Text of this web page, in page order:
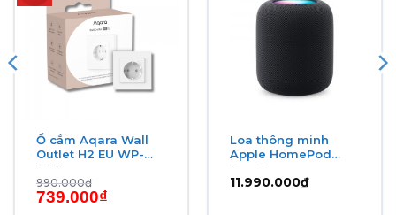
Wifi 2.4 GHz tích hợp
– Đảm bảo liên kết nhanh
chóng với điện thoại, máy tính và các nền tảng điện
Khả năng mở rộng
– Có thể làm “extender” để
Hỗ trợ đa nền tảng
– Tương thích với Apple
HomeKit, Google Home và Aqara Home.
Tiết kiệm năng lượng
– Nguồn điện 100–240 V AC,
Ổ cắm Aqara Wall
Outlet H2 EU WP-
P01D
990.000₫
Giá
gốc
739.000₫Giá
hiện
Loa thông minh
Apple HomePod
Gen 2
11.990.000₫